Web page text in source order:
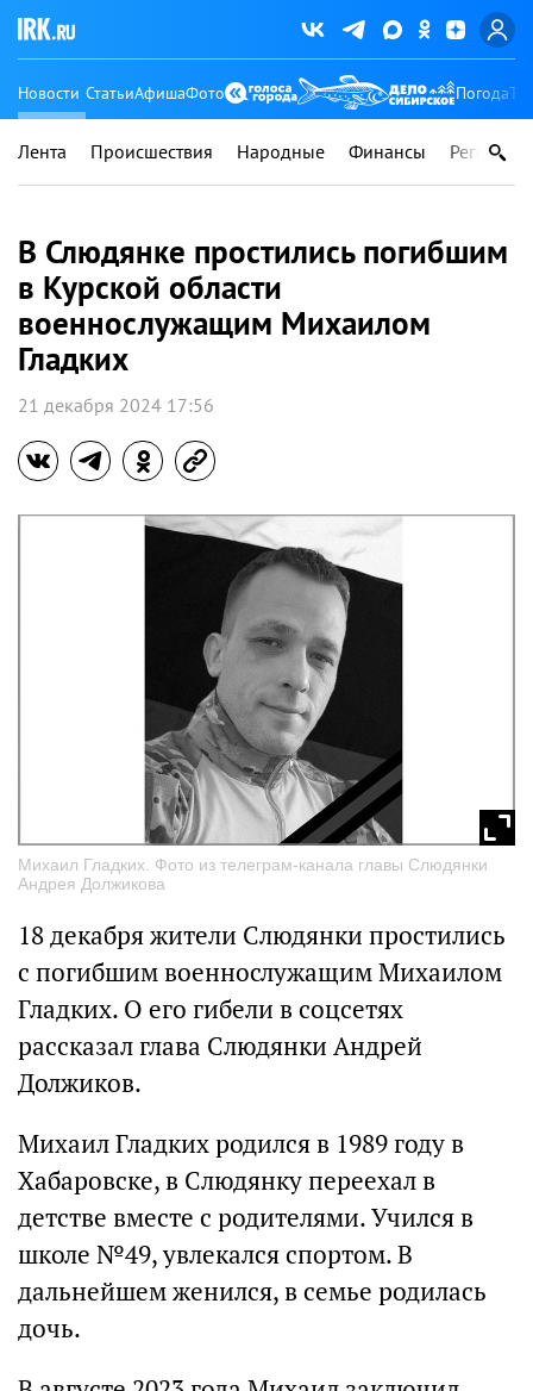
Новости СтатьиАфишаФото Погода
Лента Происшествия Народные Финансы Регионы
В Слюдянке простились погибшим
в Курской области
военнослужащим Михаилом
Гладких
21 декабря 2024 17:56
Михаил Гладких. Фото из телеграм-канала главы Слюдянки
Андрея Должикова
18 декабря жители Слюдянки простились
с погибшим военнослужащим Михаилом
Гладких. О его гибели в соцсетях
рассказал глава Слюдянки Андрей
Должиков.
Михаил Гладких родился в 1989 году в
Хабаровске, в Слюдянку переехал в
детстве вместе с родителями. Учился в
школе №49, увлекался спортом. В
дальнейшем женился, в семье родилась
дочь.